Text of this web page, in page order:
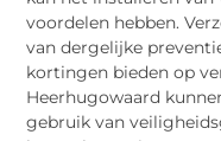
voordelen hebben.
van dergelijke
kortingen bieden op
Heerhugowaard
gebruik van